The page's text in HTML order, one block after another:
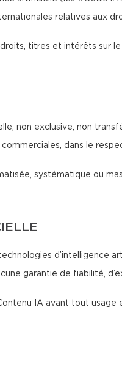
relatives aux
titres et intérêts sur
non exclusive, non
dans le
systématique ou
d’intelligence
garantie de fiabilité,
IA avant tout